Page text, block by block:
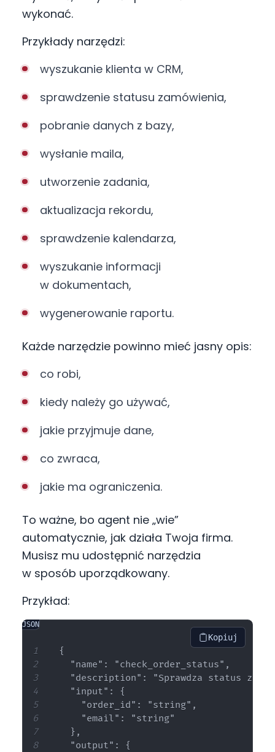
wykonać.
Przykłady narzędzi:
wyszukanie klienta w CRM,
sprawdzenie statusu zamówienia,
pobranie danych z bazy,
wysłanie maila,
utworzenie zadania,
aktualizacja rekordu,
sprawdzenie kalendarza,
wyszukanie informacji
w dokumentach,
wygenerowanie raportu.
Każde narzędzie powinno mieć jasny opis:
co robi,
kiedy należy go używać,
jakie przyjmuje dane,
co zwraca,
jakie ma ograniczenia.
To ważne, bo agent nie „wie”
automatycznie, jak działa Twoja firma.
Musisz mu udostępnić narzędzia
w sposób uporządkowany.
Przykład:
JSON
Kopiuj
{
  "name": "check_order_status",
"description": "Sprawdza status
  "input": {
    "order_id": "string",
    "email": "string"
  },
  "output": {